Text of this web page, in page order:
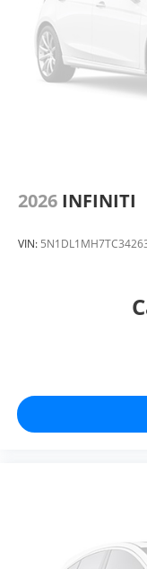
2026 INFINITI
VIN: